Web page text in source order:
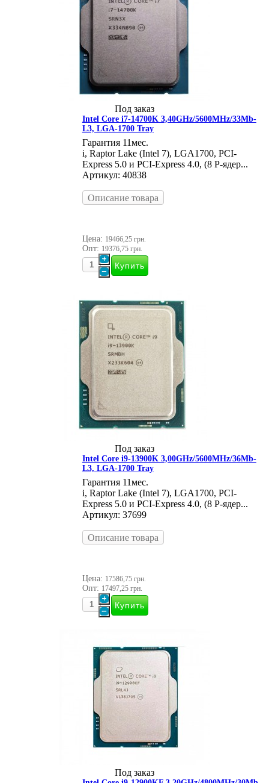
Под заказ
Intel Core i7-14700K 3,40GHz/5600MHz/33Mb-
L3, LGA-1700 Tray
Гарантия 11мес.
i, Raptor Lake (Intel 7), LGA1700, PCI-
Express 5.0 и PCI-Express 4.0, (8 P-ядер...
Артикул: 40838
Описание товара
Цена: 19466,25 грн.
Опт: 19376,75 грн.
Под заказ
Intel Core i9-13900K 3,00GHz/5600MHz/36Mb-
L3, LGA-1700 Tray
Гарантия 11мес.
i, Raptor Lake (Intel 7), LGA1700, PCI-
Express 5.0 и PCI-Express 4.0, (8 P-ядер...
Артикул: 37699
Описание товара
Цена: 17586,75 грн.
Опт: 17497,25 грн.
Под заказ